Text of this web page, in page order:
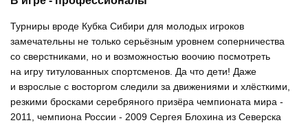
Турниры вроде Кубка Сибири для молодых игроков
замечательны не только серьёзным уровнем соперничества
со сверстниками, но и возможностью воочию посмотреть
на игру титулованных спортсменов. Да что дети! Даже
и взрослые с восторгом следили за движениями и хлёсткими,
резкими бросками серебряного призёра чемпионата мира -
2011, чемпиона России - 2009 Сергея Блохина из Северска